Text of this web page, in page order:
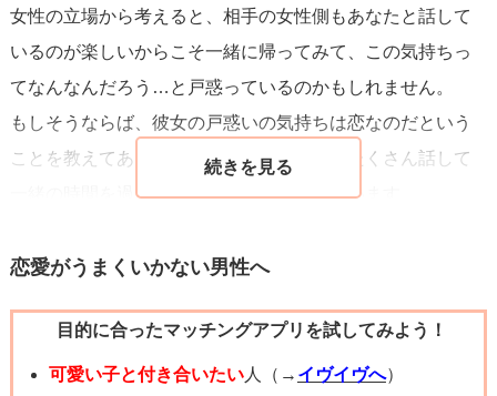
女性の立場から考えると、相手の女性側もあなたと話して
いるのが楽しいからこそ一緒に帰ってみて、この気持ちっ
てなんなんだろう…と戸惑っているのかもしれません。
もしそうならば、彼女の戸惑いの気持ちは恋なのだという
ことを教えてあげるためにも、これからもたくさん話して
一緒の時間を過ごすことが大切であると思います。
すごい楽しい！」「一緒にいるの居心地いい」「〇〇のこ
の気持ちもどんどんあなたへ向いてくると思います。
時間の問題ですが、きっと彼女の行動から脈ありだと感じ
恋愛がうまくいかない男性へ
目的に合ったマッチングアプリを試してみよう！
可愛い子と付き合いたい人（→ イヴイヴへ）